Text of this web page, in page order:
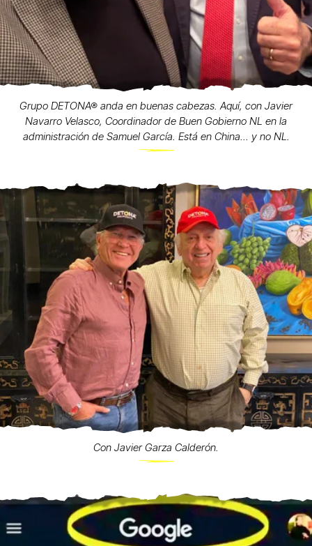
Grupo DETONA® anda en buenas cabezas. Aquí, con Javier
Navarro Velasco, Coordinador de Buen Gobierno NL en la
administración de Samuel García. Está en China... y no NL.
Con Javier Garza Calderón.